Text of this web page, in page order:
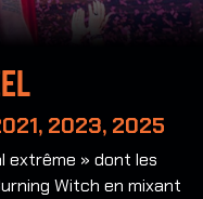
2023, 2025
extrême » dont les
Witch en mixant